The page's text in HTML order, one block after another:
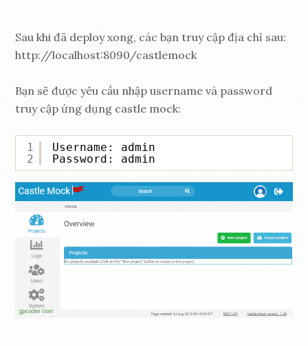
Sau khi đã deploy xong, các bạn truy cập địa chỉ sau:
http://localhost:8090/castlemock
Bạn sẽ được yêu cầu nhập username và password
truy cập ứng dụng castle mock:
1
2
Username: admin
Password: admin